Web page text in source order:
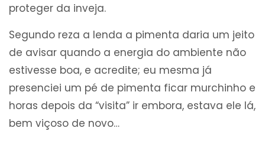
proteger da inveja.
Segundo reza a lenda a pimenta daria um jeito
de avisar quando a energia do ambiente não
estivesse boa, e acredite; eu mesma já
presenciei um pé de pimenta ficar murchinho e
horas depois da “visita” ir embora, estava ele lá,
bem viçoso de novo…